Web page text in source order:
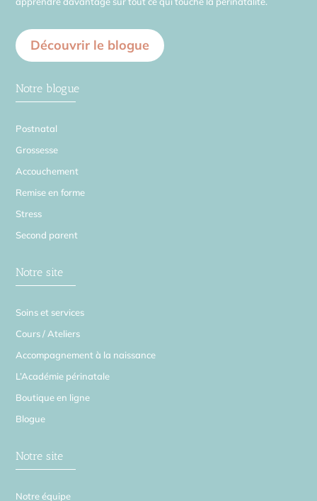
Découvrir le blogue
Notre blogue
Postnatal
Grossesse
Accouchement
Remise en forme
Stress
Second parent
Notre site
Soins et services
Cours / Ateliers
Accompagnement à la naissance
L’Académie périnatale
Boutique en ligne
Blogue
Notre site
Notre équipe